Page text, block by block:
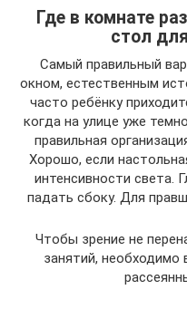
Где в комнате
стол
Самый правильный
окном, естественным
часто ребёнку
когда на улице уже
правильная
Хорошо, если
интенсивности света.
падать сбоку. Для
Чтобы зрение не
занятий, необходимо